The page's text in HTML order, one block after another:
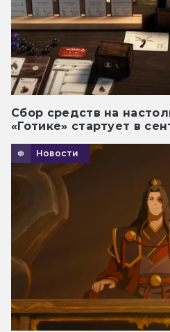
Сбор средств на
«Готике» стартует в
Новости